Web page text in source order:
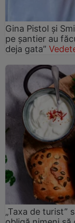
Gina Pistol și
pe șantier au
deja gata”
„Taxa de turist”